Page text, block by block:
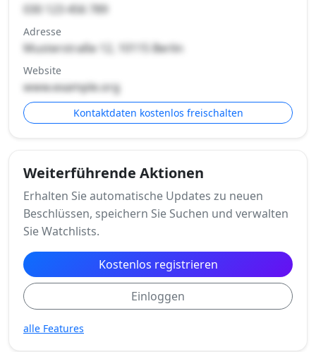
030 123 456 789
Adresse
Musterstraße 12, 10115 Berlin
Website
www.example.org
Kontaktdaten kostenlos freischalten
Weiterführende Aktionen
Erhalten Sie automatische Updates zu neuen
Beschlüssen, speichern Sie Suchen und verwalten
Sie Watchlists.
Kostenlos registrieren
Einloggen
alle Features